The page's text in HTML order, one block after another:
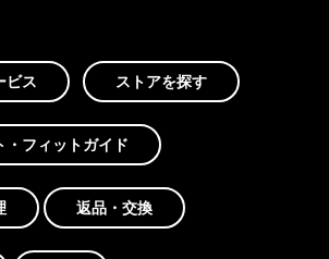
ビス ストアを探す
・フィットガイド
返品・交換